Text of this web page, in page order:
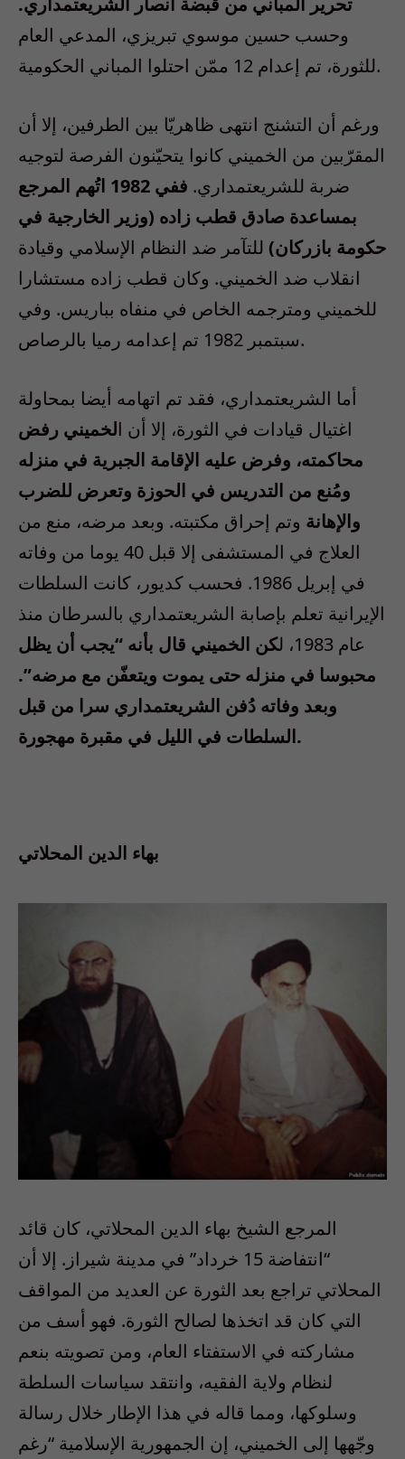
وحسب حسين موسوي تبريزي، المدعي العام
للثورة، تم إعدام 12 ممّن احتلوا المباني الحكومية.
ورغم أن التشنج انتهى ظاهريّا بين الطرفين، إلا أن
المقرّبين من الخميني كانوا يتحيّنون الفرصة لتوجيه
ضربة للشريعتمداري.
ففي 1982 اتُهم المرجع
بمساعدة صادق قطب زاده (وزير الخارجية في
حكومة بازركان) للتآمر ضد النظام الإسلامي وقيادة
انقلاب ضد الخميني. وكان قطب زاده مستشارا
للخميني ومترجمه الخاص في منفاه بباريس. وفي
سبتمبر 1982 تم إعدامه رميا بالرصاص.
أما الشريعتمداري، فقد تم اتهامه أيضا بمحاولة
اغتيال قيادات في الثورة، إلا أن الخميني رفض
محاكمته، وفرض عليه الإقامة الجبرية في منزله
ومُنع من التدريس في الحوزة وتعرض للضرب
والإهانة وتم إحراق مكتبته. وبعد مرضه، منع من
العلاج في المستشفى إلا قبل 40 يوما من وفاته
في إبريل 1986. فحسب كديور، كانت السلطات
الإيرانية تعلم بإصابة الشريعتمداري بالسرطان منذ
عام 1983، ل
كن الخميني قال بأنه “يجب أن يظل
محبوسا في منزله حتى يموت ويتعفّن مع مرضه”.
وبعد وفاته دُفن الشريعتمداري سرا من قبل
السلطات في الليل في مقبرة مهجورة.
بهاء الدين المحلاتي
المرجع الشيخ بهاء الدين المحلاتي، كان قائد
“انتفاضة 15 خرداد” في مدينة شيراز. إلا أن
المحلاتي تراجع بعد الثورة عن العديد من المواقف
التي كان قد اتخذها لصالح الثورة. فهو أسف من
مشاركته في الاستفتاء العام، ومن تصويته بنعم
لنظام ولاية الفقيه، وانتقد سياسات السلطة
وسلوكها، ومما قاله في هذا الإطار خلال رسالة
وجّهها إلى الخميني، إن الجمهورية الإسلامية “رغم